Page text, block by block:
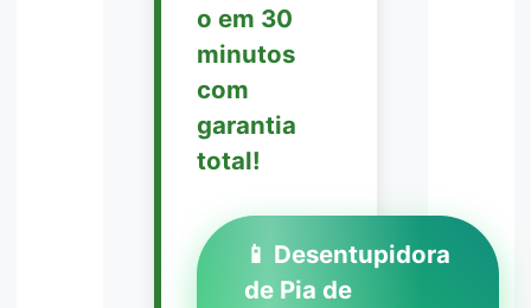
o em 30
minutos
com
garantia
total!
📱 Desentupidora
de Pia de